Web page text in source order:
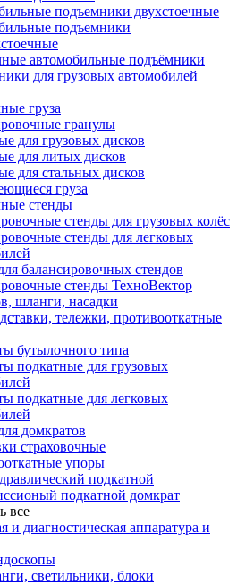
подъемники двухстоечные
подъемники
автомобильные подъёмники
для грузовых автомобилей
груза
гранулы
для грузовых дисков
для литых дисков
для стальных дисков
груза
стенды
стенды для грузовых колёс
стенды для легковых
балансировочных стендов
стенды ТехноВектор
шланги, насадки
тележки, противооткатные
бутылочного типа
подкатные для грузовых
подкатные для легковых
домкратов
страховочные
упоры
подкатной
подкатной домкрат
все
и диагностическая аппаратура и
светильники, блоки